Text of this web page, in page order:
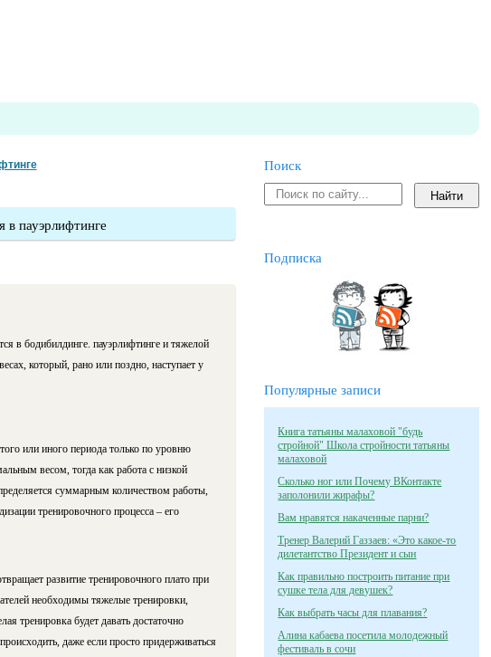
в пауэрлифтинге
в бодибилдинге. пауэрлифтинге и тяжелой
который, рано или поздно, наступает у
или иного периода только по уровню
весом, тогда как работа с низкой
суммарным количеством работы,
тренировочного процесса – его
развитие тренировочного плато при
необходимы тяжелые тренировки,
тренировка будет давать достаточно
даже если просто придерживаться
Поиск
Подписка
Популярные записи
Книга татьяны малаховой "будь
стройной" Школа стройности татьяны
малаховой
Сколько ног или Почему ВКонтакте
заполонили жирафы?
Вам нравятся накаченные парни?
Тренер Валерий Газзаев: «Это какое-то
дилетантство Президент и сын
Как правильно построить питание при
сушке тела для девушек?
Как выбрать часы для плавания?
Алина кабаева посетила молодежный
фестиваль в сочи